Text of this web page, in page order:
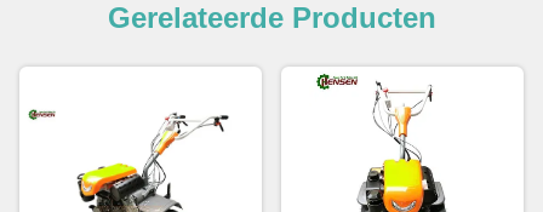
Gerelateerde Producten